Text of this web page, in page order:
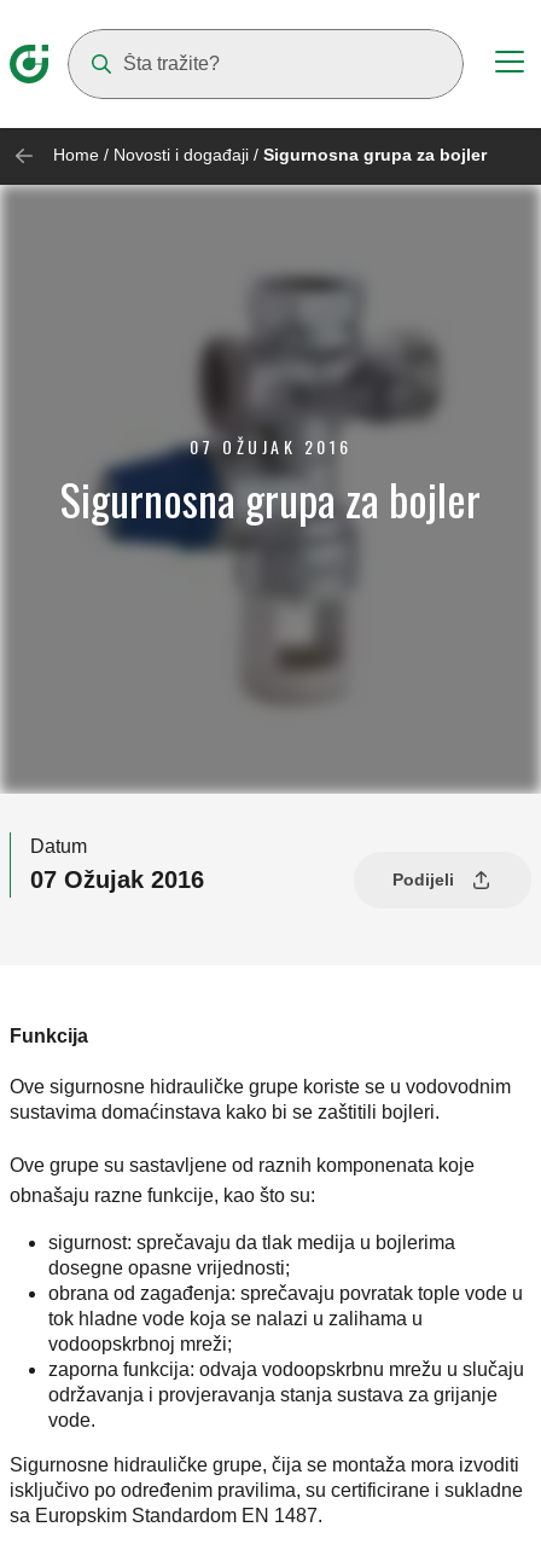
Home / Novosti i događaji / Sigurnosna grupa za bojler
07 OŽUJAK 2016
Sigurnosna grupa za bojler
Datum
07 Ožujak 2016 Podijeli
Funkcija
Ove sigurnosne hidrauličke grupe koriste se u vodovodnim
sustavima domaćinstava kako bi se zaštitili bojleri.
Ove grupe su sastavljene od raznih komponenata koje
obnašaju razne funkcije, kao što su:
sigurnost: sprečavaju da tlak medija u bojlerima
dosegne opasne vrijednosti;
obrana od zagađenja: sprečavaju povratak tople vode u
tok hladne vode koja se nalazi u zalihama u
vodoopskrbnoj mreži;
zaporna funkcija: odvaja vodoopskrbnu mrežu u slučaju
održavanja i provjeravanja stanja sustava za grijanje
vode.
Sigurnosne hidrauličke grupe, čija se montaža mora izvoditi
isključivo po određenim pravilima, su certificirane i sukladne
sa Europskim Standardom EN 1487.